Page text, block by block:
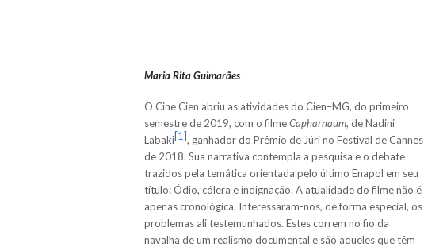
Maria Rita Guimarães
O Cine Cien abriu as atividades do Cien–MG, do primeiro
semestre de 2019, com o filmeCapharnaum, de Nadini
Labaki[1], ganhador do Prêmio de Júri no Festival de Cannes
de 2018. Sua narrativa contempla a pesquisa e o debate
trazidos pela temática orientada pelo último Enapol em seu
título: Ódio, cólera e indignação. A atualidade do filme não é
apenas cronológica. Interessaram-nos, de forma especial, os
problemas ali testemunhados. Estes correm no fio da
navalha de um realismo documental e são aqueles que têm